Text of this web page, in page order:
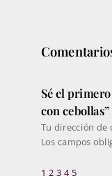
Sé el
con cebollas”
Tu dirección de
Los campos
1 2 3 4 5